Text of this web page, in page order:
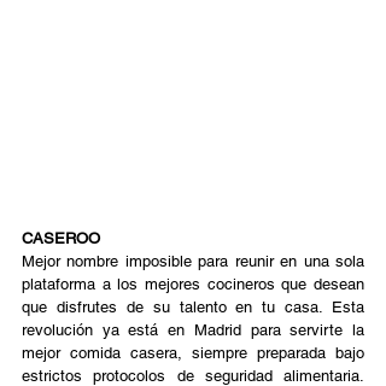
CASEROO
Mejor nombre imposible para reunir en una sola
plataforma a los mejores cocineros que desean
que disfrutes de su talento en tu casa. Esta
revolución ya está en Madrid para servirte la
mejor comida casera, siempre preparada bajo
estrictos protocolos de seguridad alimentaria.